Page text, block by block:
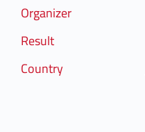
Organizer
Result
Country